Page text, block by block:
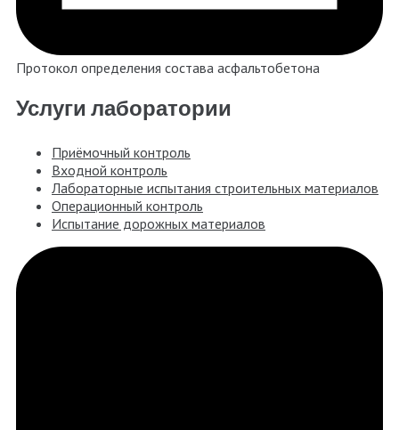
Протокол определения состава асфальтобетона
Услуги лаборатории
Приёмочный контроль
Входной контроль
Лабораторные испытания строительных материалов
Операционный контроль
Испытание дорожных материалов